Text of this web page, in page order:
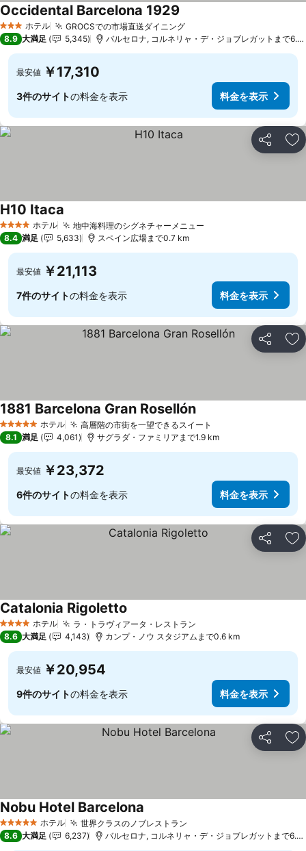
3 ホテルのランク
ホテル GROCSでの市場直送ダイニング料金を表示
Occidental Barcelona 1929
8.9 大満足 5,345 バルセロナ, コルネリャ・デ・ジョブレガットまで6.7
最安値 ￥17,310
3件のサイトの料金を表示 料金を表示
シェア お
4 ホテルのランク
ホテル 地中海料理のシグネチャーメニュー
H10 Itaca
8.4 満足 5,633 スペイン広場まで0.7 km
最安値 ￥21,113
7件のサイトの料金を表示 料金を表示
シェア お
5 ホテルのランク
ホテル 高層階の市街を一望できるスイート
1881 Barcelona Gran Rosellón料金を表示
8.1 満足 4,061 サグラダ・ファミリアまで1.9 km
最安値 ￥23,372
6件のサイトの料金を表示 料金を表示
シェア お
4 ホテルのランク
ホテル ラ・トラヴィアータ・レストラン
Catalonia Rigoletto
8.6 大満足 4,143 カンプ・ノウ スタジアムまで0.6 km
最安値 ￥20,954
9件のサイトの料金を表示 料金を表示
シェア お
5 ホテルのランク
ホテル 世界クラスのノブレストラン
Nobu Hotel Barcelona
8.6 大満足 6,237 バルセロナ, コルネリャ・デ・ジョブレガットまで6.5